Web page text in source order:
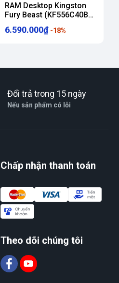
RAM Desktop Kingston
Fury Beast (KF556C40BB-
16 / KF556C40BB-16WP)
16GB (1x16GB) DDR5
6.590.000₫ -18%
Đổi trả trong 15 ngày
Nếu sản phẩm có lỗi
Chấp nhận thanh toán
Theo dõi chúng tôi